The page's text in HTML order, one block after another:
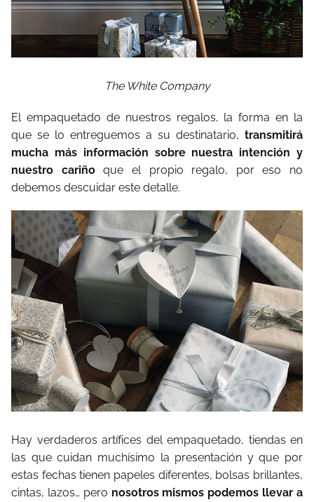
The White Company
El empaquetado de nuestros regalos, la forma en la
que se lo entreguemos a su destinatario, transmitirá
mucha más información sobre nuestra intención y
nuestro cariñoque el propio regalo, por eso no
debemos descuidar este detalle.
Hay verdaderos artífices del empaquetado, tiendas en
las que cuidan muchísimo la presentación y que por
estas fechas tienen papeles diferentes, bolsas brillantes,
cintas, lazos… pero nosotros mismos podemos llevar a